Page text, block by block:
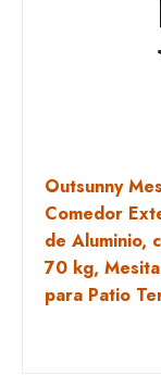
Outsunny
Comedor
de Aluminio,
70 kg,
para Patio